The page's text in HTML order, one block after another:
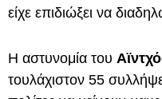
είχε επιδιώξει να
Η αστυνομία του
τουλάχιστον 55